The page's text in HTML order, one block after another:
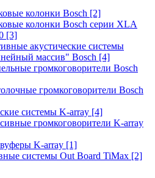
колонки Bosch [2]
колонки Bosch серии XLA
[3]
акустические системы
массив" Bosch [4]
громкоговорители Bosch
громкоговорители Bosch
системы K-array [4]
громкоговорители K-array
K-array [1]
системы Out Board TiMax [2]